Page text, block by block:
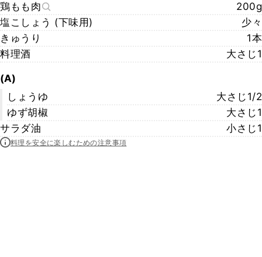
鶏もも肉
200g
塩こしょう (下味用)
少々
きゅうり
1本
料理酒
大さじ1
(A)
しょうゆ
大さじ1/2
ゆず胡椒
大さじ1
サラダ油
小さじ1
料理を安全に楽しむための注意事項